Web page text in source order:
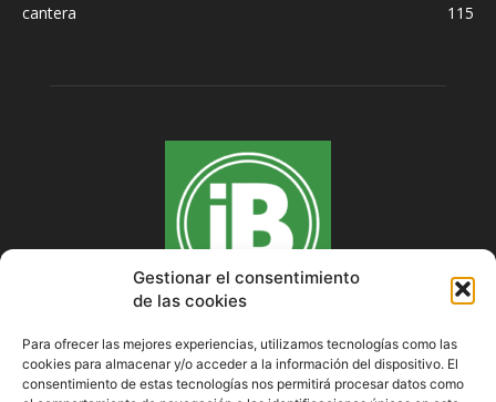
Gestionar el consentimiento
de las cookies
Para ofrecer las mejores experiencias, utilizamos tecnologías como las
cookies para almacenar y/o acceder a la información del dispositivo. El
consentimiento de estas tecnologías nos permitirá procesar datos como
cantera
115
SOBRE NOSOTROS